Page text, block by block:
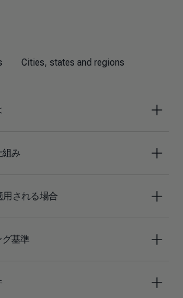
Cities, states and regions
組み
用される場合
グ基準